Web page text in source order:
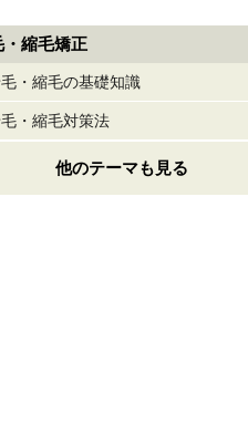
・縮毛矯正
毛・縮毛の基礎知識
毛・縮毛対策法
他のテーマも見る